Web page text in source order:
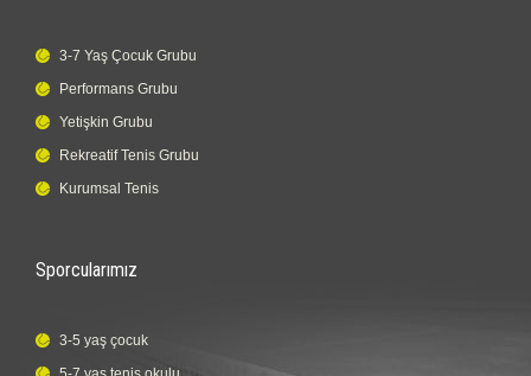
3-7 Yaş Çocuk Grubu
Performans Grubu
Yetişkin Grubu
Rekreatif Tenis Grubu
Kurumsal Tenis
Sporcularımız
3-5 yaş çocuk